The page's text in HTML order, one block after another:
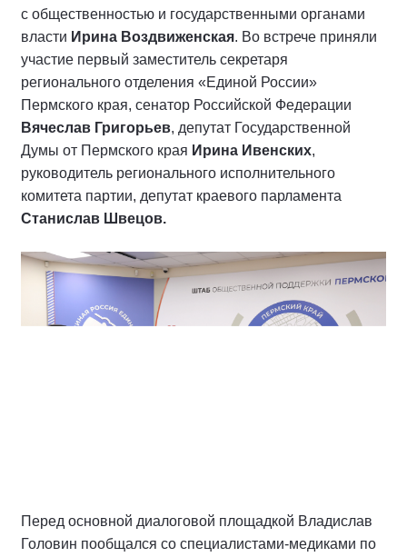
с общественностью и государственными органами
власти Ирина Воздвиженская. Во встрече приняли
участие первый заместитель секретаря
регионального отделения «Единой России»
Пермского края, сенатор Российской Федерации
Вячеслав Григорьев, депутат Государственной
Думы от Пермского края Ирина Ивенских,
руководитель регионального исполнительного
комитета партии, депутат краевого парламента
Станислав Швецов.
Перед основной диалоговой площадкой Владислав
Головин пообщался со специалистами-медиками по